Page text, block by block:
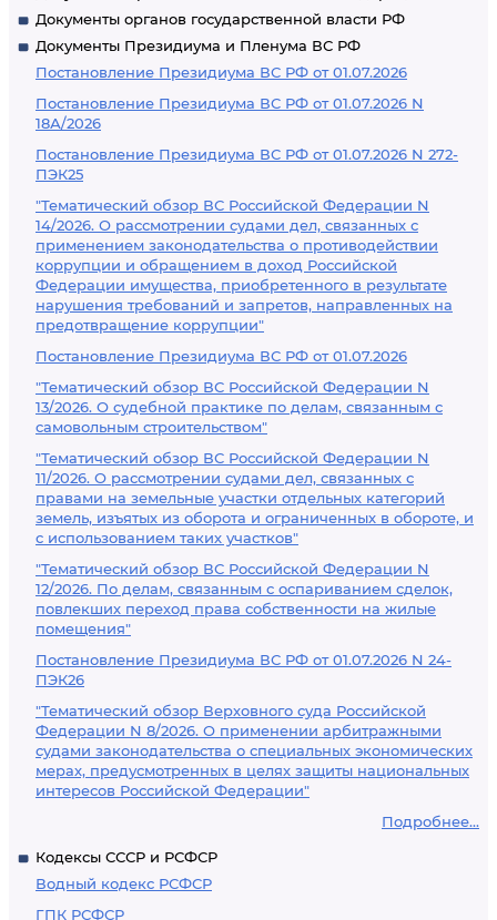
Документы органов государственной власти РФ
Документы Президиума и Пленума ВС РФ
Постановление Президиума ВС РФ от 01.07.2026
Постановление Президиума ВС РФ от 01.07.2026 N
18А/2026
Постановление Президиума ВС РФ от 01.07.2026 N 272-
ПЭК25
"Тематический обзор ВС Российской Федерации N
14/2026. О рассмотрении судами дел, связанных с
применением законодательства о противодействии
коррупции и обращением в доход Российской
Федерации имущества, приобретенного в результате
нарушения требований и запретов, направленных на
предотвращение коррупции"
Постановление Президиума ВС РФ от 01.07.2026
"Тематический обзор ВС Российской Федерации N
13/2026. О судебной практике по делам, связанным с
самовольным строительством"
"Тематический обзор ВС Российской Федерации N
11/2026. О рассмотрении судами дел, связанных с
правами на земельные участки отдельных категорий
земель, изъятых из оборота и ограниченных в обороте, и
с использованием таких участков"
"Тематический обзор ВС Российской Федерации N
12/2026. По делам, связанным с оспариванием сделок,
повлекших переход права собственности на жилые
помещения"
Постановление Президиума ВС РФ от 01.07.2026 N 24-
ПЭК26
"Тематический обзор Верховного суда Российской
Федерации N 8/2026. О применении арбитражными
судами законодательства о специальных экономических
мерах, предусмотренных в целях защиты национальных
интересов Российской Федерации"
Подробнее...
Кодексы СССР и РСФСР
Водный кодекс РСФСР
ГПК РСФСР